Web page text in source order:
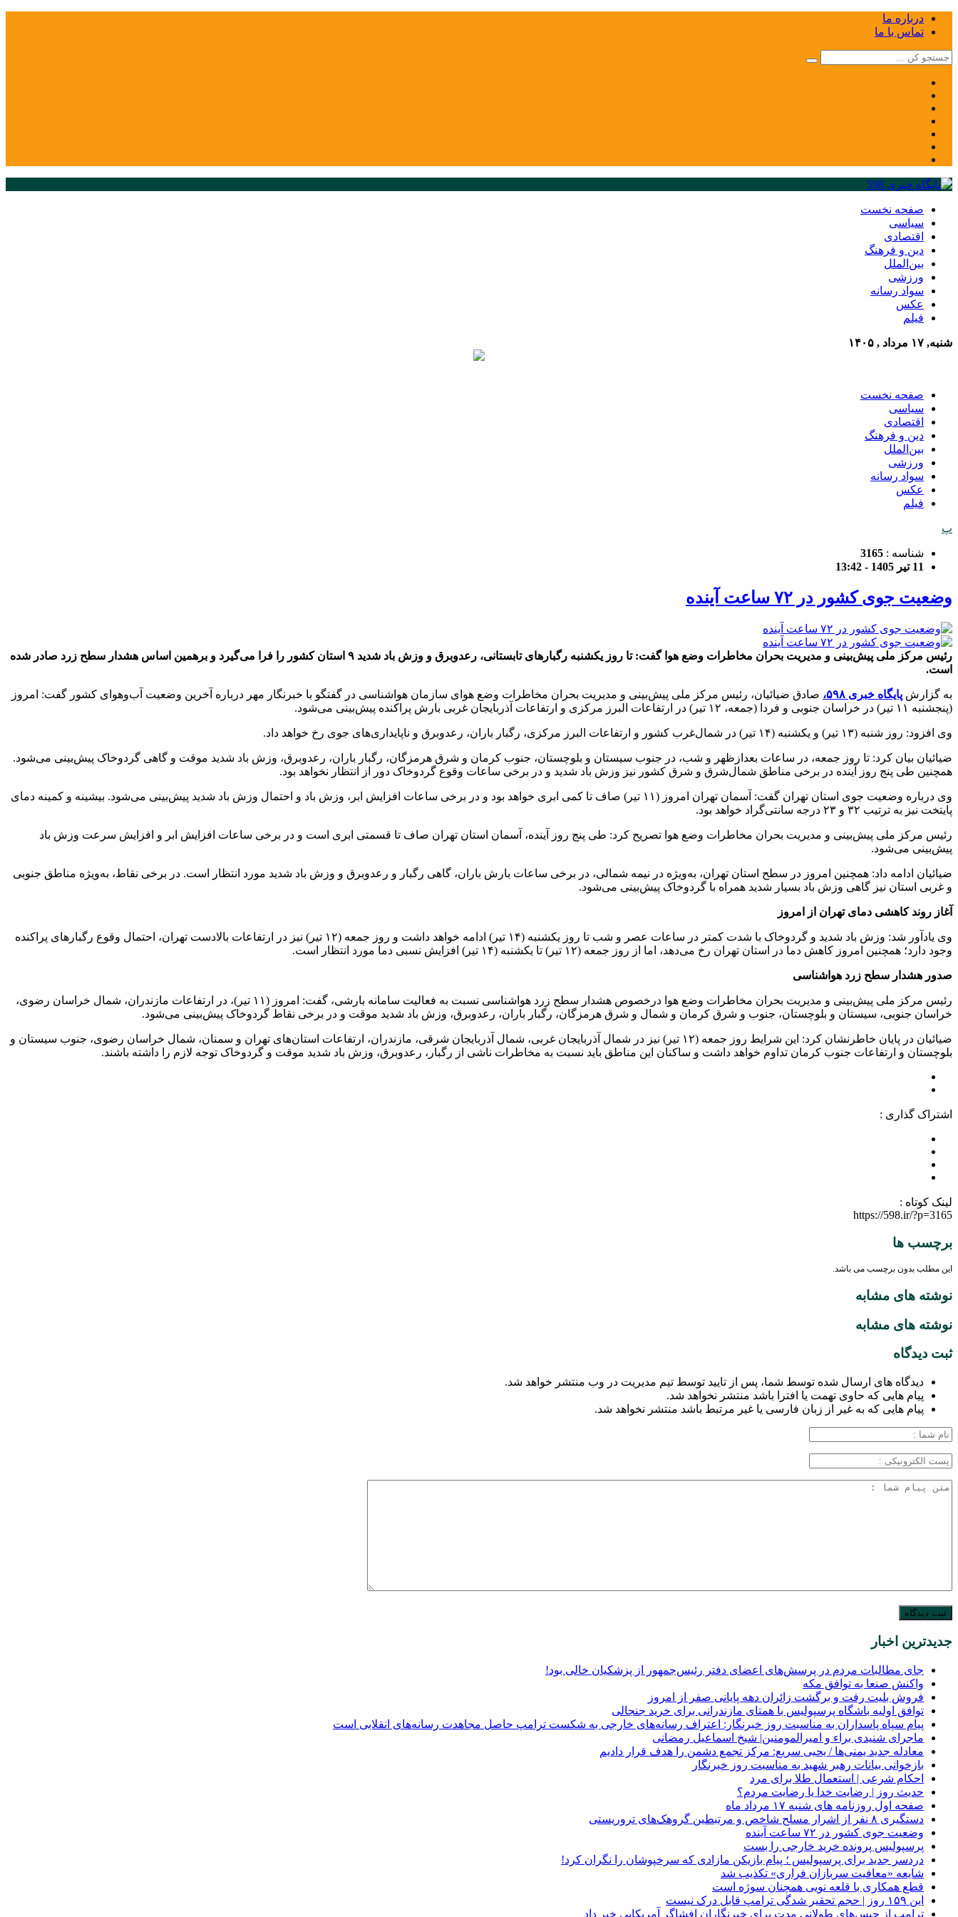
درباره ما
تماس با ما
صفحه نخست
سیاسی
اقتصادی
دین و فرهنگ
بین‌الملل
ورزشی
سواد رسانه
عکس
فیلم
شنبه, ۱۷ مرداد , ۱۴۰۵
صفحه نخست
سیاسی
اقتصادی
دین و فرهنگ
بین‌الملل
ورزشی
سواد رسانه
عکس
فیلم
پ
شناسه : 3165
11 تیر 1405 - 13:42
وضعیت جوی کشور در ۷۲ ساعت آینده
رئیس مرکز ملی پیش‌بینی و مدیریت بحران مخاطرات وضع هوا گفت: تا روز یکشنبه رگبارهای تابستانی، رعدوبرق و وزش باد شدید ۹ استان کشور را فرا می‌گیرد و برهمین اساس هشدار سطح زرد صادر شده
است.
به گزارش پایگاه خبری ۵۹۸،
صادق ضیائیان، رئیس مرکز ملی پیش‌بینی و مدیریت بحران مخاطرات وضع هوای سازمان هواشناسی در گفتگو با خبرنگار مهر درباره آخرین وضعیت آب‌وهوای کشور گفت: امروز
(پنجشنبه ۱۱ تیر) در خراسان جنوبی و فردا (جمعه، ۱۲ تیر) در ارتفاعات البرز مرکزی و ارتفاعات آذربایجان غربی بارش پراکنده پیش‌بینی می‌شود.
وی افزود: روز شنبه (۱۳ تیر) و یکشنبه (۱۴ تیر) در شمال‌غرب کشور و ارتفاعات البرز مرکزی، رگبار باران، رعدوبرق و ناپایداری‌های جوی رخ خواهد داد.
ضیائیان بیان کرد: تا روز جمعه، در ساعات بعدازظهر و شب، در جنوب سیستان و بلوچستان، جنوب کرمان و شرق هرمزگان، رگبار باران، رعدوبرق، وزش باد شدید موقت و گاهی گردوخاک پیش‌بینی می‌شود.
همچنین طی پنج روز آینده در برخی مناطق شمال‌شرق و شرق کشور نیز وزش باد شدید و در برخی ساعات وقوع گردوخاک دور از انتظار نخواهد بود.
وی درباره وضعیت جوی استان تهران گفت: آسمان تهران امروز (۱۱ تیر) صاف تا کمی ابری خواهد بود و در برخی ساعات افزایش ابر، وزش باد و احتمال وزش باد شدید پیش‌بینی می‌شود. بیشینه و کمینه دمای
پایتخت نیز به ترتیب ۳۲ و ۲۳ درجه سانتی‌گراد خواهد بود.
رئیس مرکز ملی پیش‌بینی و مدیریت بحران مخاطرات وضع هوا تصریح کرد: طی پنج روز آینده، آسمان استان تهران صاف تا قسمتی ابری است و در برخی ساعات افزایش ابر و افزایش سرعت وزش باد
پیش‌بینی می‌شود.
ضیائیان ادامه داد: همچنین امروز در سطح استان تهران، به‌ویژه در نیمه شمالی، در برخی ساعات بارش باران، گاهی رگبار و رعدوبرق و وزش باد شدید مورد انتظار است. در برخی نقاط، به‌ویژه مناطق جنوبی
و غربی استان نیز گاهی وزش باد بسیار شدید همراه با گردوخاک پیش‌بینی می‌شود.
آغاز روند کاهشی دمای تهران از امروز
وی یادآور شد: وزش باد شدید و گردوخاک با شدت کمتر در ساعات عصر و شب تا روز یکشنبه (۱۴ تیر) ادامه خواهد داشت و روز جمعه (۱۲ تیر) نیز در ارتفاعات بالادست تهران، احتمال وقوع رگبارهای پراکنده
وجود دارد؛ همچنین امروز کاهش دما در استان تهران رخ می‌دهد، اما از روز جمعه (۱۲ تیر) تا یکشنبه (۱۴ تیر) افزایش نسبی دما مورد انتظار است.
صدور هشدار سطح زرد هواشناسی
رئیس مرکز ملی پیش‌بینی و مدیریت بحران مخاطرات وضع هوا درخصوص هشدار سطح زرد هواشناسی نسبت به فعالیت سامانه بارشی، گفت: امروز (۱۱ تیر)، در ارتفاعات مازندران، شمال خراسان رضوی،
خراسان جنوبی، سیستان و بلوچستان، جنوب و شرق کرمان و شمال و شرق هرمزگان، رگبار باران، رعدوبرق، وزش باد شدید موقت و در برخی نقاط گردوخاک پیش‌بینی می‌شود.
ضیائیان در پایان خاطرنشان کرد: این شرایط روز جمعه (۱۲ تیر) نیز در شمال آذربایجان غربی، شمال آذربایجان شرقی، مازندران، ارتفاعات استان‌های تهران و سمنان، شمال خراسان رضوی، جنوب سیستان و
بلوچستان و ارتفاعات جنوب کرمان تداوم خواهد داشت و ساکنان این مناطق باید نسبت به مخاطرات ناشی از رگبار، رعدوبرق، وزش باد شدید موقت و گردوخاک توجه لازم را داشته باشند.
اشتراک گذاری :
لینک کوتاه :
https://598.ir/?p=3165
برچسب ها
این مطلب بدون برچسب می باشد.
نوشته های مشابه
نوشته های مشابه
ثبت دیدگاه
دیدگاه های ارسال شده توسط شما، پس از تایید توسط تیم مدیریت در وب منتشر خواهد شد.
پیام هایی که حاوی تهمت یا افترا باشد منتشر نخواهد شد.
پیام هایی که به غیر از زبان فارسی یا غیر مرتبط باشد منتشر نخواهد شد.
جدیدترین اخبار
جای مطالبات مردم در پرسش‌های اعضای دفتر رئیس‌جمهور از پزشکیان خالی بود!
واکنش صنعا به توافق مکه
فروش بلیت رفت و برگشت زائران دهه پایانی صفر از امروز
توافق اولیه باشگاه پرسپولیس با همتای مازندرانی برای خرید جنجالی
پیام سپاه پاسداران به مناسبت روز خبرنگار: اعتراف رسانه‌های خارجی به شکست ترامپ حاصل مجاهدت رسانه‌های انقلابی است
ماجرای شنیدی براء و امیرالمومنین| شیخ اسماعیل رمضانی
معادله جدید یمنی‌ها / یحیی سریع: مرکز تجمع دشمن را هدف قرار دادیم
بازخوانی بیانات رهبر شهید به مناسبت روز خبرنگار
احکام شرعی | استعمال طلا برای مرد
حدیث روز | رضایت خدا یا رضایت مردم؟
صفحه اول روزنامه‌ های شنبه ۱۷ مرداد ماه
دستگیری ۸ نفر از اشرار مسلح شاخص و مرتبطین گروهک‌های تروریستی
وضعیت جوی کشور در ۷۲ ساعت آینده
پرسپولیس پرونده خرید خارجی را بست
دردسر جدید برای پرسپولیس ؛ پیام بازیکن مازادی که سرخپوشان را نگران کرد!
شایعه «معافیت سربازان فراری» تکذیب شد
قطع همکاری با قلعه نویی همچنان سوژه است
این ۱۵۹ روز | حجم تحقیر شدگی ترامپ قابل درک نیست
ترامپ از حبس‌های طولانی مدت برای خبرنگاران افشاگر آمریکایی خبر داد